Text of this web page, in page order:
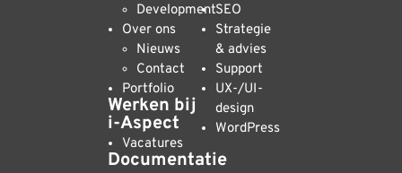
Development
Over ons
Nieuws
Contact
Portfolio
Werken bij
i-Aspect
Vacatures
Documentatie
SEO
Strategie
& advies
Support
UX-/UI-
design
WordPress